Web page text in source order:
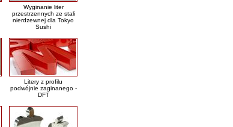
Wyginanie liter
przestrzennych ze stali
nierdzewnej dla Tokyo
Sushi
Litery z profilu
podwójnie zaginanego -
DFT